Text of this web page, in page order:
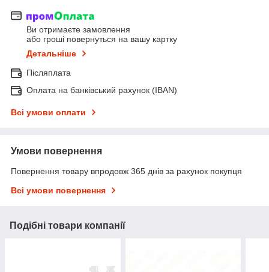
Ви отримаєте замовлення
або гроші повернуться на вашу картку
Детальніше
Післяплата
Оплата на банківський рахунок (IBAN)
Всі умови оплати
Умови повернення
Повернення товару впродовж 365 днів за рахунок покупця
Всі умови повернення
Подібні товари компанії